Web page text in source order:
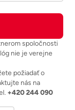
spoločnosti
nie je verejne
požiadať o
nás na
+420 244 090